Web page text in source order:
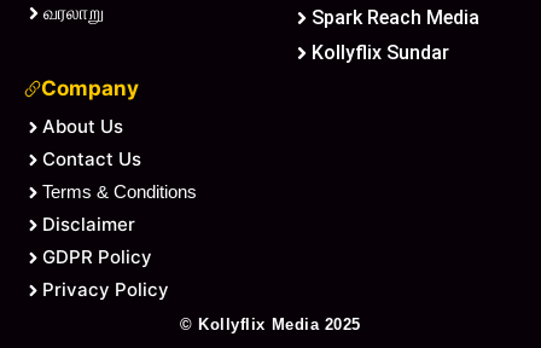
வரலாறு
Spark Reach Media
Kollyflix Sundar
Company
About Us
Contact Us
Terms & Conditions
Disclaimer
GDPR Policy
Privacy Policy
© Kollyflix Media2025